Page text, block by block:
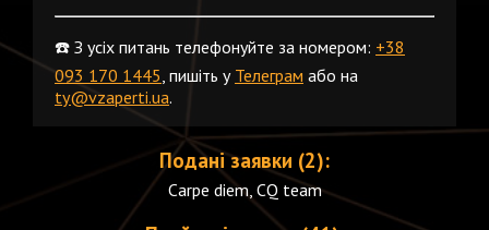
☎️ З усіх питань телефонуйте за номером: +38
093 170 1445, пишіть у Телеграм або на
ty@vzaperti.ua.
Подані заявки (2):
Carpe diem, CQ team